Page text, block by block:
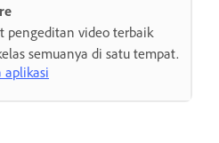
pengeditan video terbaik
semuanya di satu tempat.
aplikasi